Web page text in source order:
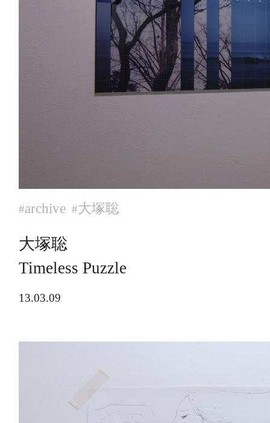
#archive #大塚聡
大塚聡
Timeless Puzzle
13.03.09